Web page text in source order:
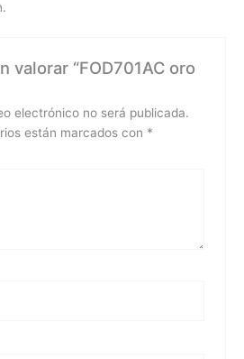
valorar “FOD701AC oro
electrónico no será publicada.
están marcados con *